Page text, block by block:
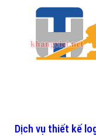
Dịch vụ thiết kế